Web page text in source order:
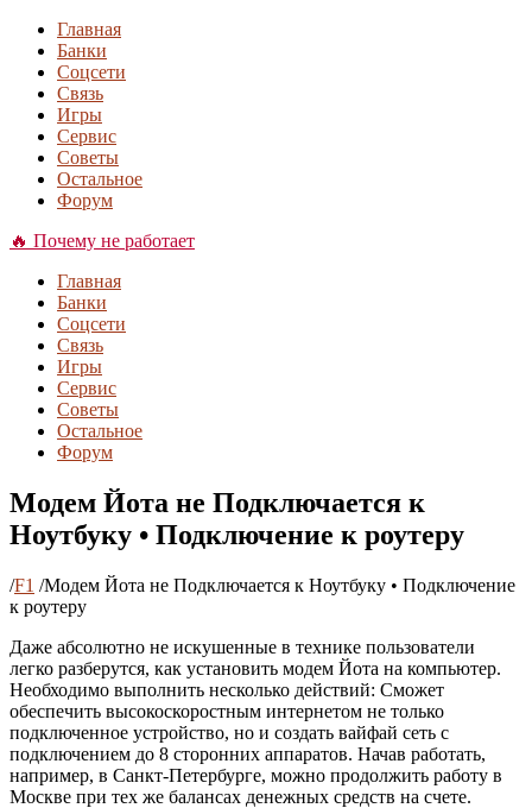
Главная
Банки
Соцсети
Связь
Игры
Сервис
Советы
Остальное
Форум
🔥 Почему не работает
Главная
Банки
Соцсети
Связь
Игры
Сервис
Советы
Остальное
Форум
Модем Йота не Подключается к
Ноутбуку • Подключение к роутеру
/F1 /Модем Йота не Подключается к Ноутбуку • Подключение
к роутеру
Даже абсолютно не искушенные в технике пользователи
легко разберутся, как установить модем Йота на компьютер.
Необходимо выполнить несколько действий: Сможет
обеспечить высокоскоростным интернетом не только
подключенное устройство, но и создать вайфай сеть с
подключением до 8 сторонних аппаратов. Начав работать,
например, в Санкт-Петербурге, можно продолжить работу в
Москве при тех же балансах денежных средств на счете.